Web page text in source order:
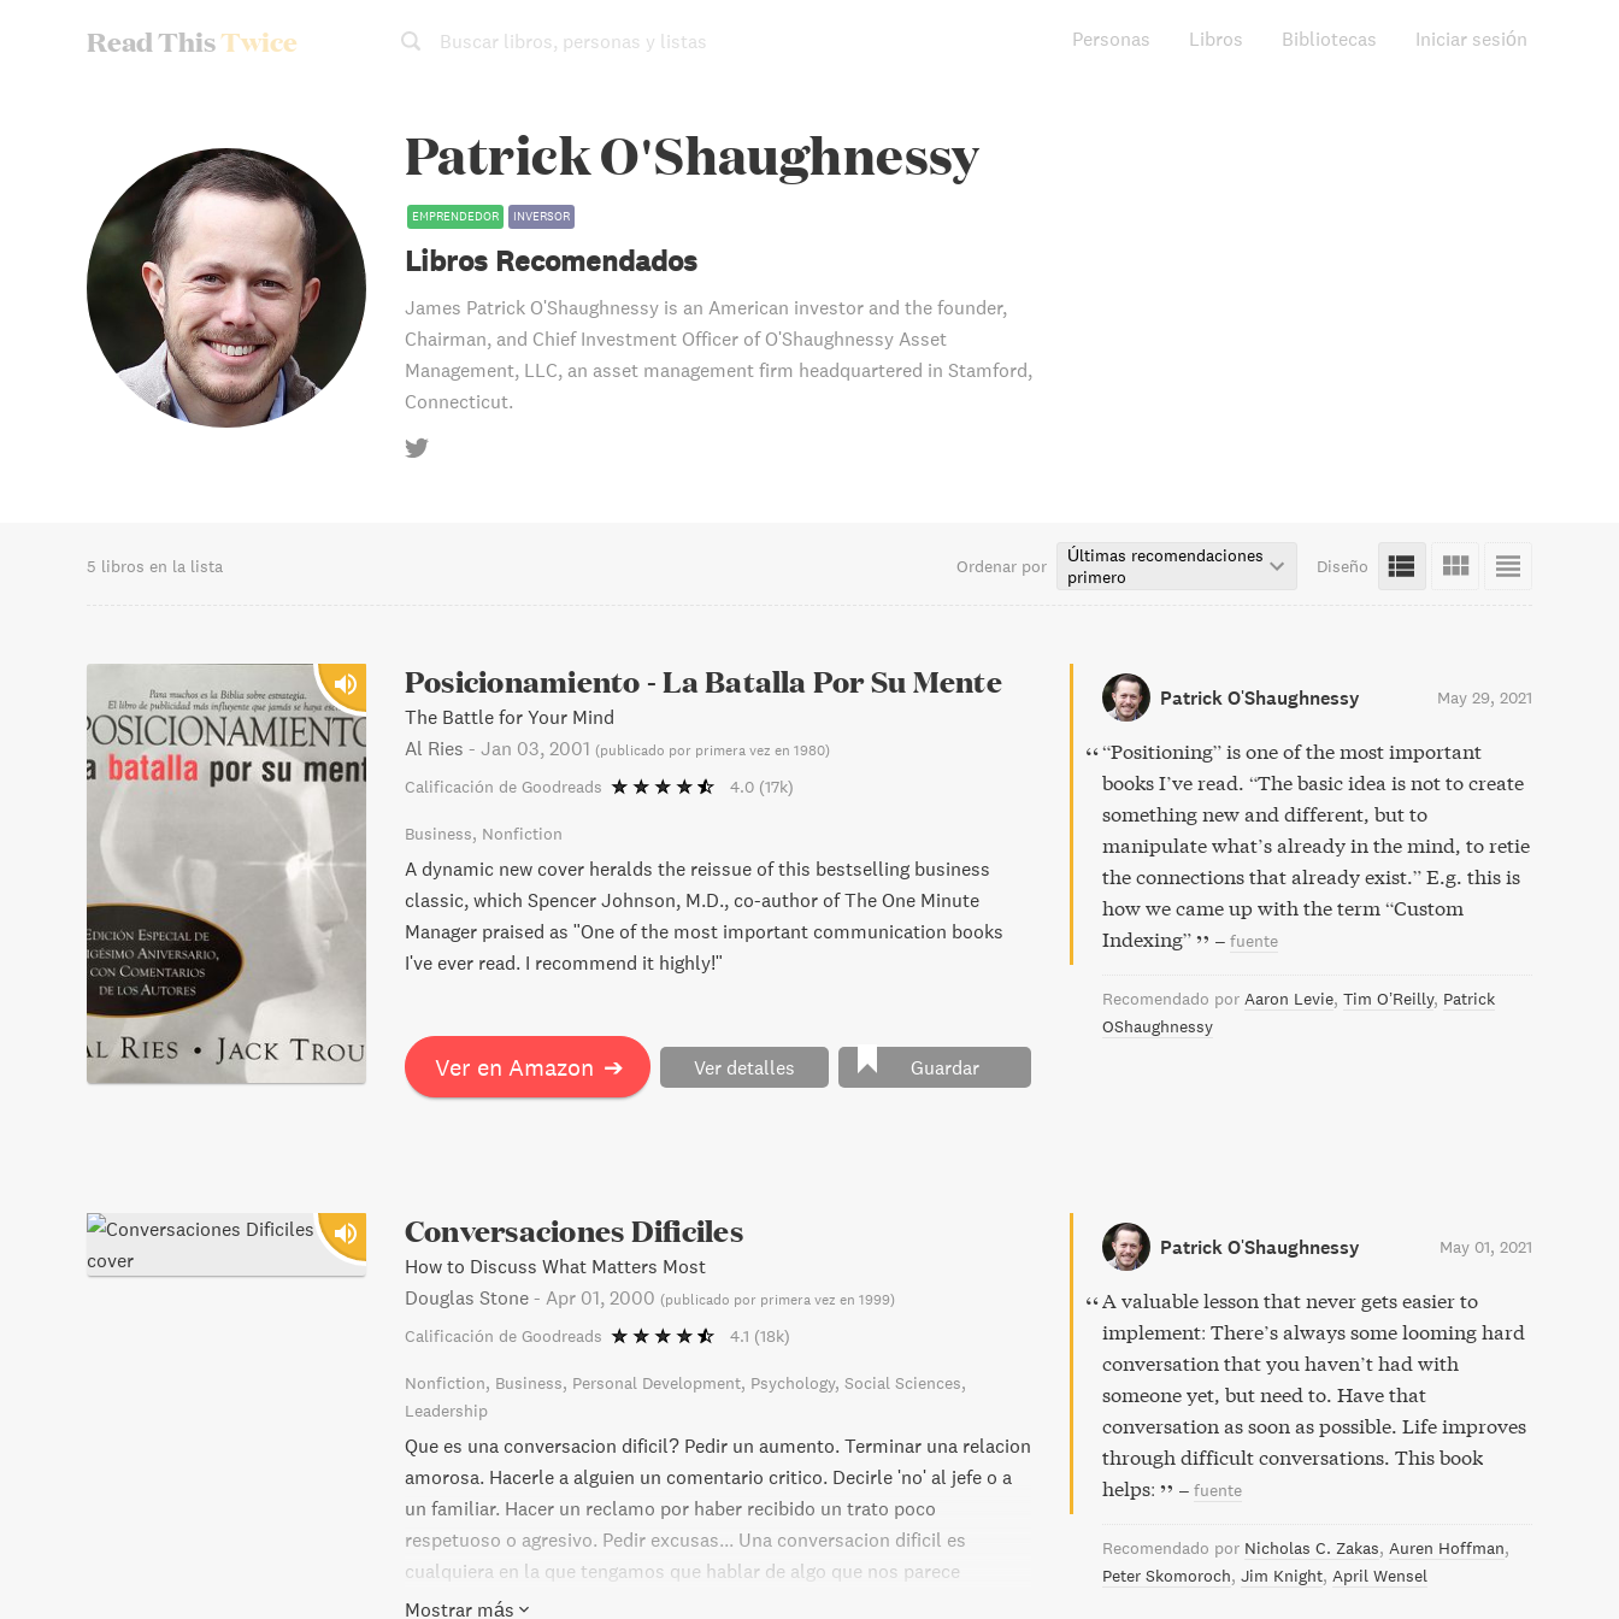
Read ThisTwice Buscar libros, personas y listas Personas Libros Bibliotecas Iniciar sesión
Patrick O'Shaughnessy
EMPRENDEDOR INVERSOR
Libros Recomendados
James Patrick O'Shaughnessy is an American investor and the founder,
Chairman, and Chief Investment Officer of O'Shaughnessy Asset
Management, LLC, an asset management firm headquartered in Stamford,
Connecticut.
5 libros en la lista Ordenar por
Últimas recomendaciones
primero
Diseño
Posicionamiento - La Batalla Por Su Mente
The Battle for Your Mind
Al Ries - Jan 03, 2001 (publicado por primera vez en 1980)
Calificación de Goodreads 4.0 (17k)
Business Nonfiction
A dynamic new cover heralds the reissue of this bestselling business
classic, which Spencer Johnson, M.D., co-author of The One Minute
Manager praised as "One of the most important communication books
I've ever read. I recommend it highly!"
Ver en Amazon ➔ Ver detalles Guardar
Patrick O'Shaughnessy May 29, 2021
“Positioning” is one of the most important
books I’ve read. “The basic idea is not to create
something new and different, but to
manipulate what’s already in the mind, to retie
the connections that already exist.” E.g. this is
how we came up with the term “Custom
Indexing”
– fuente
Recomendado por Aaron Levie Tim O’Reilly Patrick
OShaughnessy
Conversaciones Dificiles
How to Discuss What Matters Most
Douglas Stone - Apr 01, 2000 (publicado por primera vez en 1999)
Calificación de Goodreads 4.1 (18k)
Nonfiction Business Personal Development Psychology Social Sciences
Leadership
Que es una conversacion dificil? Pedir un aumento. Terminar una relacion
amorosa. Hacerle a alguien un comentario critico. Decirle 'no' al jefe o a
un familiar. Hacer un reclamo por haber recibido un trato poco
respetuoso o agresivo. Pedir excusas... Una conversacion dificil es
cualquiera en la que tengamos que hablar de algo que nos parece
incomodo o complicado. Todos tenemos conversaciones dificiles,
Mostrar más
Patrick O'Shaughnessy May 01, 2021
A valuable lesson that never gets easier to
implement: There’s always some looming hard
conversation that you haven’t had with
someone yet, but need to. Have that
conversation as soon as possible. Life improves
through difficult conversations. This book
helps:
– fuente
Recomendado por Nicholas C. Zakas Auren Hoffman
Peter Skomoroch Jim Knight April Wensel